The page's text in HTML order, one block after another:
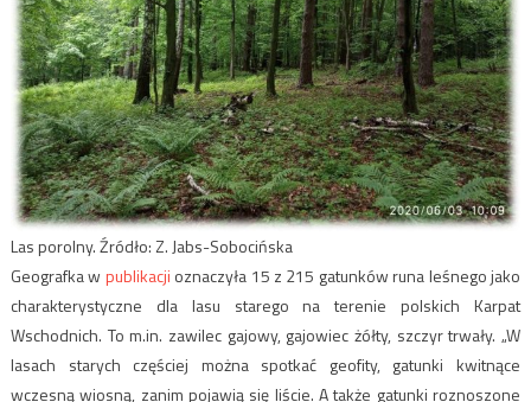
Las porolny. Źródło: Z. Jabs-Sobocińska
Geografka w publikacji oznaczyła 15 z 215 gatunków runa leśnego jako
charakterystyczne dla lasu starego na terenie polskich Karpat
Wschodnich. To m.in. zawilec gajowy, gajowiec żółty, szczyr trwały. „W
lasach starych częściej można spotkać geofity, gatunki kwitnące
wczesną wiosną, zanim pojawią się liście. A także gatunki roznoszone